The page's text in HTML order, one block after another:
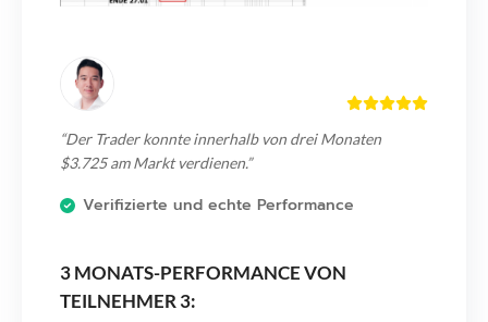
“Der Trader konnte innerhalb von drei Monaten
$3.725 am Markt verdienen.”
Verifizierte und echte Performance
3 MONATS-PERFORMANCE VON
TEILNEHMER 3: